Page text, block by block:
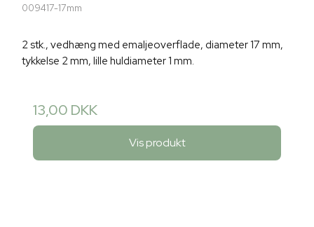
009417-17mm
2 stk., vedhæng med emaljeoverflade, diameter 17 mm,
tykkelse 2 mm, lille huldiameter 1 mm.
13,00 DKK
Vis produkt